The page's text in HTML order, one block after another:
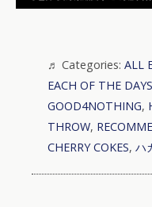
Categories: ALL
EACH OF THE DAYS
GOOD4NOTHING,
,
CHERRY COKES, ハ